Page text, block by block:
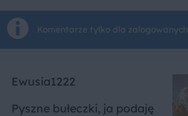
Komentarze tylko dla zalogowanych
Ewusia1222
Pyszne bułeczki, ja podaję